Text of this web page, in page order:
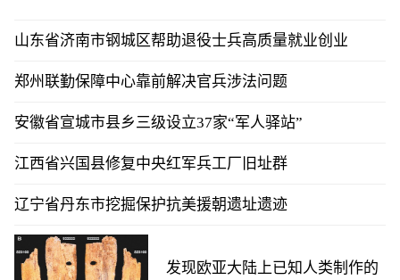
山东省济南市钢城区帮助退役士兵高质量就业创业
郑州联勤保障中心靠前解决官兵涉法问题
安徽省宣城市县乡三级设立37家“军人驿站”
江西省兴国县修复中央红军兵工厂旧址群
辽宁省丹东市挖掘保护抗美援朝遗址遗迹
发现欧亚大陆上已知人类制作的